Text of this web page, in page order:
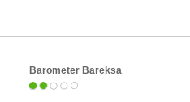
Barometer Bareksa